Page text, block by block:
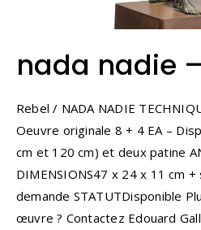
nada nadie
Rebel / NADA NADIE
Oeuvre originale 8 + 4 EA –
cm et 120 cm) et deux patine
DIMENSIONS47 x 24 x 11 cm
demande STATUTDisponible
œuvre ? Contactez Edouard